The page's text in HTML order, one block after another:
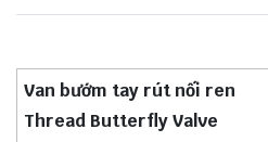
Van bướm tay rút nối ren
Thread Butterfly Valve